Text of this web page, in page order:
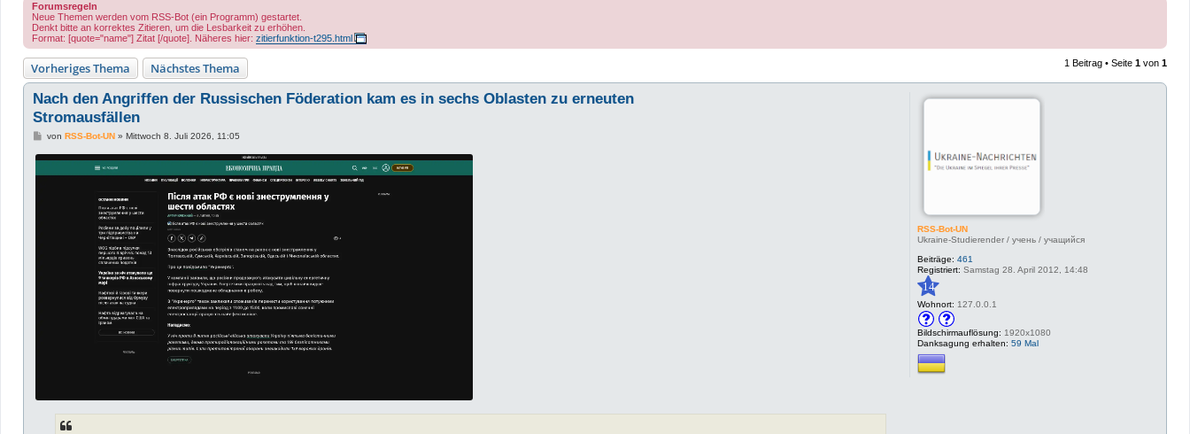
Forumsregeln
Neue Themen werden vom RSS-Bot (ein Programm) gestartet.
Denkt bitte an korrektes Zitieren, um die Lesbarkeit zu erhöhen.
Format: [quote="name"] Zitat [/quote]. Näheres hier: zitierfunktion-t295.html
Vorheriges Thema Nächstes Thema 1 Beitrag • Seite 1 von 1
RSS-Bot-UN
Ukraine-Studierender / учень / учащийся
Beiträge: 461
Registriert: Samstag 28. April 2012, 14:48
14
Wohnort: 127.0.0.1
Bildschirmauflösung: 1920x1080
Danksagung erhalten: 59 Mal
Nach den Angriffen der Russischen Föderation kam es in sechs Oblasten zu erneuten
Stromausfällen
B
i
r
von RSS-Bot-UN» Mittwoch 8. Juli 2026, 11:05